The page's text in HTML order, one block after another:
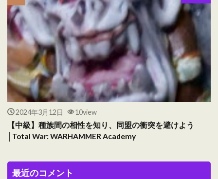
2024年3月12日 10view
【中級】種族間の相性を知り、同盟の衝突を避けよう
│Total War: WARHAMMER Academy
最近のコメント